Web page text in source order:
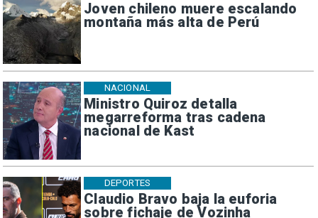
Joven chileno muere escalando
montaña más alta de Perú
Ministro Quiroz detalla
megarreforma tras cadena
nacional de Kast
NACIONAL
Claudio Bravo baja la euforia
sobre fichaje de Vozinha
DEPORTES